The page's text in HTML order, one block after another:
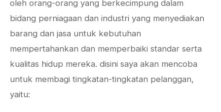
oleh orang-orang yang berkecimpung dalam
bidang perniagaan dan industri yang menyediakan
barang dan jasa untuk kebutuhan
mempertahankan dan memperbaiki standar serta
kualitas hidup mereka. disini saya akan mencoba
untuk membagi tingkatan-tingkatan pelanggan,
yaitu: